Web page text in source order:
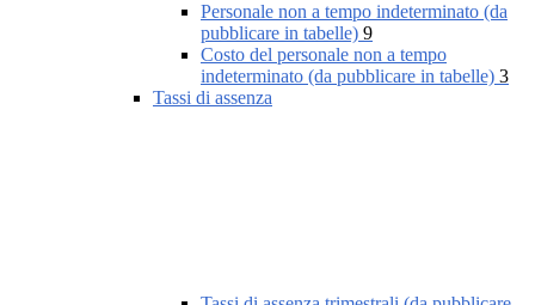
Personale non a tempo indeterminato (da
pubblicare in tabelle) 9
Costo del personale non a tempo
indeterminato (da pubblicare in tabelle) 3
Tassi di assenza